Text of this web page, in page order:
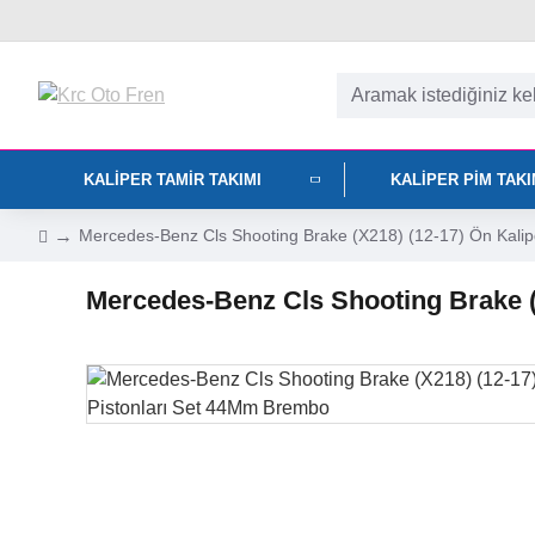
KALIPER TAMIR TAKIMI KALIPER PIM
Mercedes-Benz Cls Shooting Brake (X218) (12-17) Ön
Mercedes-Benz Cls Shooting Brake